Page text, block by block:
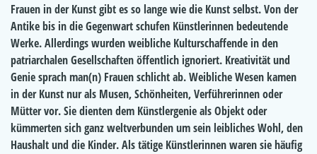
Frauen in der Kunst gibt es so lange wie die Kunst selbst. Von der
Antike bis in die Gegenwart schufen Künstlerinnen bedeutende
Werke. Allerdings wurden weibliche Kulturschaffende in den
patriarchalen Gesellschaften öffentlich ignoriert. Kreativität und
Genie sprach man(n) Frauen schlicht ab. Weibliche Wesen kamen
in der Kunst nur als Musen, Schönheiten, Verführerinnen oder
Mütter vor. Sie dienten dem Künstlergenie als Objekt oder
kümmerten sich ganz weltverbunden um sein leibliches Wohl, den
Haushalt und die Kinder. Als tätige Künstlerinnen waren sie häufig